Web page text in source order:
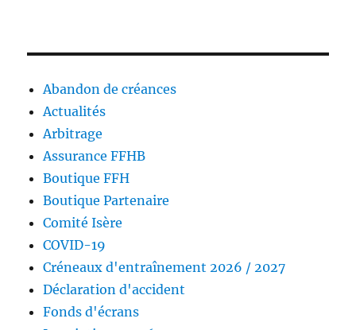
Abandon de créances
Actualités
Arbitrage
Assurance FFHB
Boutique FFH
Boutique Partenaire
Comité Isère
COVID-19
Créneaux d'entraînement 2026 / 2027
Déclaration d'accident
Fonds d'écrans